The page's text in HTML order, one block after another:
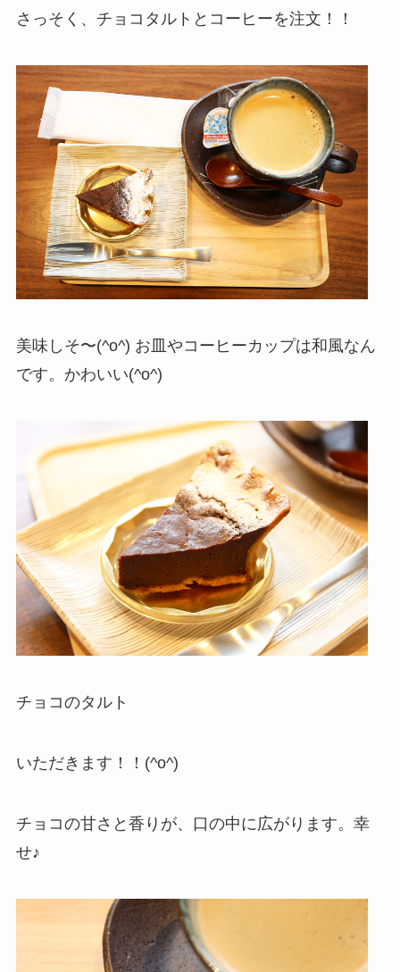
さっそく、チョコタルトとコーヒーを注文！！
美味しそ〜(^o^) お皿やコーヒーカップは和風なん
です。かわいい(^o^)
チョコのタルト
いただきます！！(^o^)
チョコの甘さと香りが、口の中に広がります。幸
せ♪